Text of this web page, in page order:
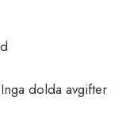
dolda avgifter